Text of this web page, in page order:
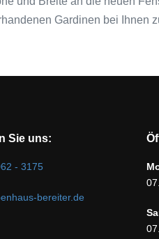
Gardinen bei Ihnen
Sie uns:
- 3175
bereiter.de